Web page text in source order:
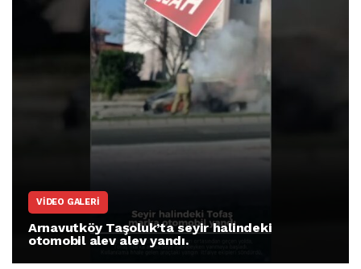
VIDEO GALERI
Arnavutköy Taşoluk’ta seyir halindeki
otomobil alev alev yandı.